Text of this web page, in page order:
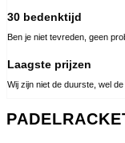
30 bedenktijd
Ben je niet tevreden, geen
Laagste prijzen
Wij zijn niet de duurste, wel